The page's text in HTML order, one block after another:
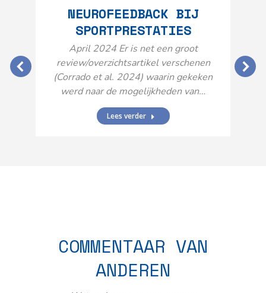
NEUROFEEDBACK BIJ
SPORTPRESTATIES
April 2024 Er is net een groot
review/overzichtsartikel verschenen
(Corrado et al. 2024) waarin gekeken
werd naar de mogelijkheden van…
Lees verder
COMMENTAAR VAN
ANDEREN